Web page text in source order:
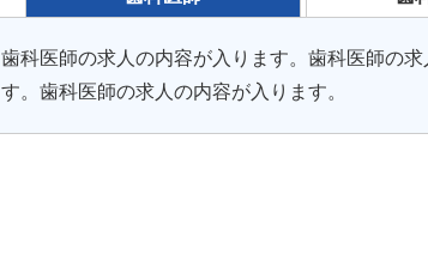
歯科医師の求人の内容が入ります。歯科医師の
す。歯科医師の求人の内容が入ります。